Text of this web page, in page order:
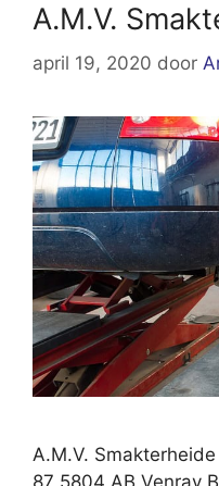
A.M.V.
april 19, 2020 door
A.M.V.